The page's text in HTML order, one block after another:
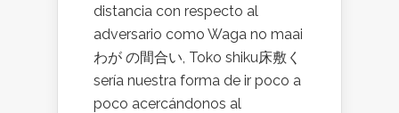
distancia con respecto al
adversario como Waga no maai
わが の間合い, Toko shiku床敷く
sería nuestra forma de ir poco a
poco acercándonos al